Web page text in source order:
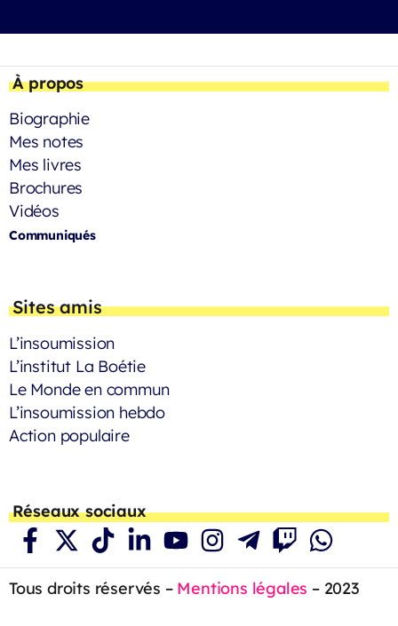
À propos
Biographie
Mes notes
Mes livres
Brochures
Vidéos
Communiqués
Sites amis
L’insoumission
L’institut La Boétie
Le Monde en commun
L’insoumission hebdo
Action populaire
Réseaux sociaux
Tous droits réservés – Mentions légales – 2023